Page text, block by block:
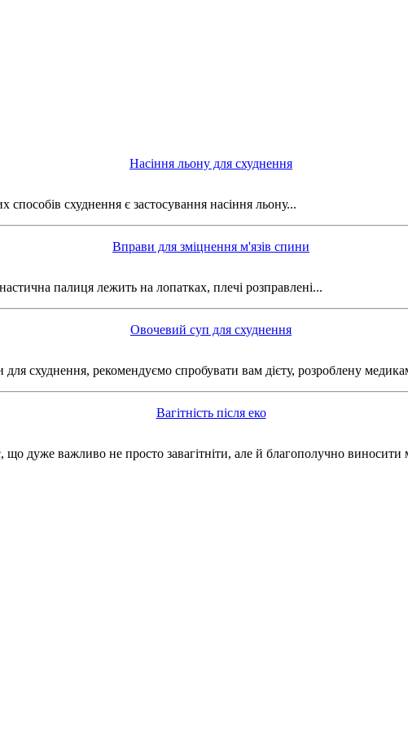
Насіння льону для схуднення
схуднення є застосування насіння льону...
Вправи для зміцнення м'язів спини
палиця лежить на лопатках, плечі розправлені...
Овочевий суп для схуднення
схуднення, рекомендуємо спробувати вам дієту, розроблену
Вагітність після еко
дуже важливо не просто завагітніти, але й благополучно виносити